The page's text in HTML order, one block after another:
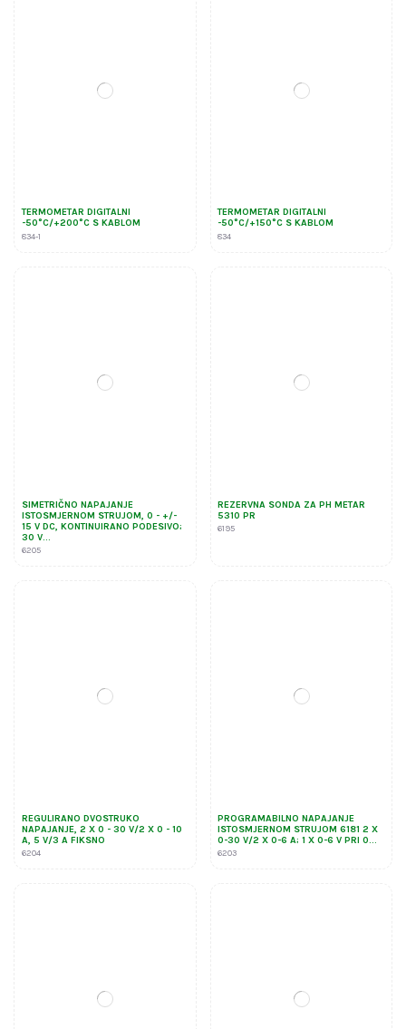
TERMOMETAR DIGITALNI
-50°C/+200°C S KABLOM
834-1
TERMOMETAR DIGITALNI
-50°C/+150°C S KABLOM
834
SIMETRIČNO NAPAJANJE
ISTOSMJERNOM STRUJOM, 0 - +/-
15 V DC, KONTINUIRANO PODESIVO;
30 V...
6205
REZERVNA SONDA ZA PH METAR
5310 PR
6195
REGULIRANO DVOSTRUKO
NAPAJANJE, 2 X 0 - 30 V/2 X 0 - 10
A, 5 V/3 A FIKSNO
6204
PROGRAMABILNO NAPAJANJE
ISTOSMJERNOM STRUJOM 6181 2 X
0-30 V/2 X 0-6 A; 1 X 0-6 V PRI 0...
6203